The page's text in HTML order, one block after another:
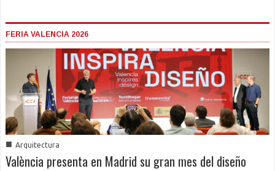
FERIA VALENCIA 2026
■ Arquitectura
València presenta en Madrid su gran mes del diseño